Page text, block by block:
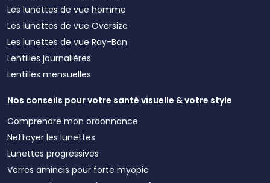
Les lunettes de vue homme
Les lunettes de vue Oversize
Les lunettes de vue Ray-Ban
Lentilles journalières
Lentilles mensuelles
Nos conseils pour votre santé visuelle & votre style
Comprendre mon ordonnance
Nettoyer les lunettes
Lunettes progressives
Verres amincis pour forte myopie